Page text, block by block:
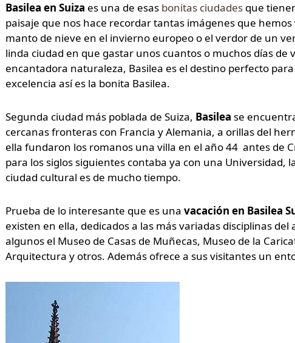
Basilea en Suiza es una de esas bonitas ciudadesque
paisaje que nos hace recordar tantas imágenes que
manto de nieve en el invierno europeo o el verdor de un
linda ciudad en que gastar unos cuantos o muchos días de
encantadora naturaleza, Basilea es el destino perfecto
excelencia así es la bonita Basilea.
Segunda ciudad más poblada de Suiza, Basilea se
cercanas fronteras con Francia y Alemania, a orillas del
ella fundaron los romanos una villa en el año 44 antes de
para los siglos siguientes contaba ya con una Universidad,
ciudad cultural es de mucho tiempo.
Prueba de lo interesante que es una vacación en Basilea
existen en ella, dedicados a las más variadas disciplinas
algunos el Museo de Casas de Muñecas, Museo de la
Arquitectura y otros. Además ofrece a sus visitantes un